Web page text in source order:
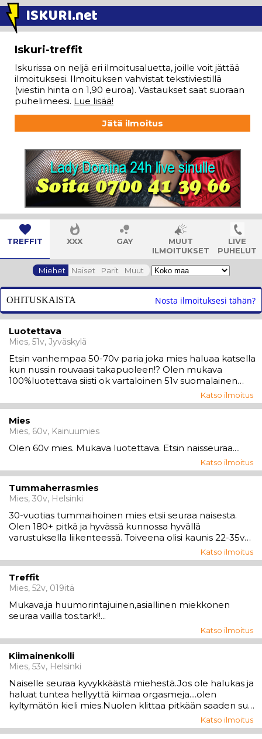
ISKURI.net
Iskuri-treffit
Iskurissa on neljä eri ilmoitusaluetta, joille voit jättää
ilmoituksesi. Ilmoituksen vahvistat tekstiviestillä
(viestin hinta on 1,90 euroa). Vastaukset saat suoraan
puhelimeesi. Lue lisää!
Jätä ilmoitus
TREFFIT XXX GAY
MUUT
ILMOITUKSET
LIVE
PUHELUT
Miehet Naiset Parit Muut
OHITUSKAISTA Nosta ilmoituksesi tähän?
Luotettava
Mies, 51v, Jyväskylä
Etsin vanhempaa 50-70v paria joka mies haluaa katsella
kun nussin rouvaasi takapuoleen!? Olen mukava
100%luotettava siisti ok vartaloinen 51v suomalainen
mies. Koko suomi,matka ei este,rohkeasti yhteyksiä!...
Katso ilmoitus
Mies
Mies, 60v, Kainuumies
Olen 60v mies. Mukava luotettava. Etsin naisseuraa....
Katso ilmoitus
Tummaherrasmies
Mies, 30v, Helsinki
30-vuotias tummaihoinen mies etsii seuraa naisesta.
Olen 180+ pitkä ja hyvässä kunnossa hyvällä
varustuksella liikenteessä. Toiveena olisi kaunis 22-35v
nainen jolla halua tutustua tai kenties enemmän.. jätän
sinun mielikuvituksesi varaan. Odotan yhteydenottoasi
ja kiitos kun luit viestin loppuun♥️...
Katso ilmoitus
Treffit
Mies, 52v, 019itä
Mukava,ja huumorintajuinen,asiallinen miekkonen
seuraa vailla tos.tark!!...
Katso ilmoitus
Kiimainenkolli
Mies, 53v, Helsinki
Naiselle seuraa kyvykkäästä miehestä.Jos ole halukas ja
haluat tuntea hellyyttä kiimaa orgasmeja....olen
kyltymätön kieli mies.Nuolen klittaa pitkään saaden sut
Katso ilmoitus